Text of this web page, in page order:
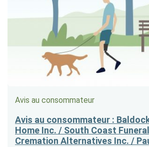
Avis au consommateur
Avis au consommateur :
Home Inc. / South Coast
Cremation Alternatives Inc. /